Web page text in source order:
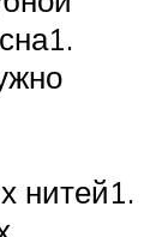
нитей1.